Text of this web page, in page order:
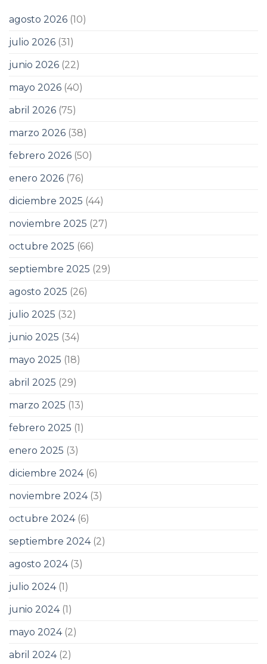
agosto 2026 (10)
julio 2026 (31)
junio 2026 (22)
mayo 2026 (40)
abril 2026 (75)
marzo 2026 (38)
febrero 2026 (50)
enero 2026 (76)
diciembre 2025 (44)
noviembre 2025 (27)
octubre 2025 (66)
septiembre 2025 (29)
agosto 2025 (26)
julio 2025 (32)
junio 2025 (34)
mayo 2025 (18)
abril 2025 (29)
marzo 2025 (13)
febrero 2025 (1)
enero 2025 (3)
diciembre 2024(6)
noviembre 2024(3)
octubre 2024(6)
septiembre 2024(2)
agosto 2024(3)
julio 2024(1)
junio 2024(1)
mayo 2024(2)
abril 2024(2)